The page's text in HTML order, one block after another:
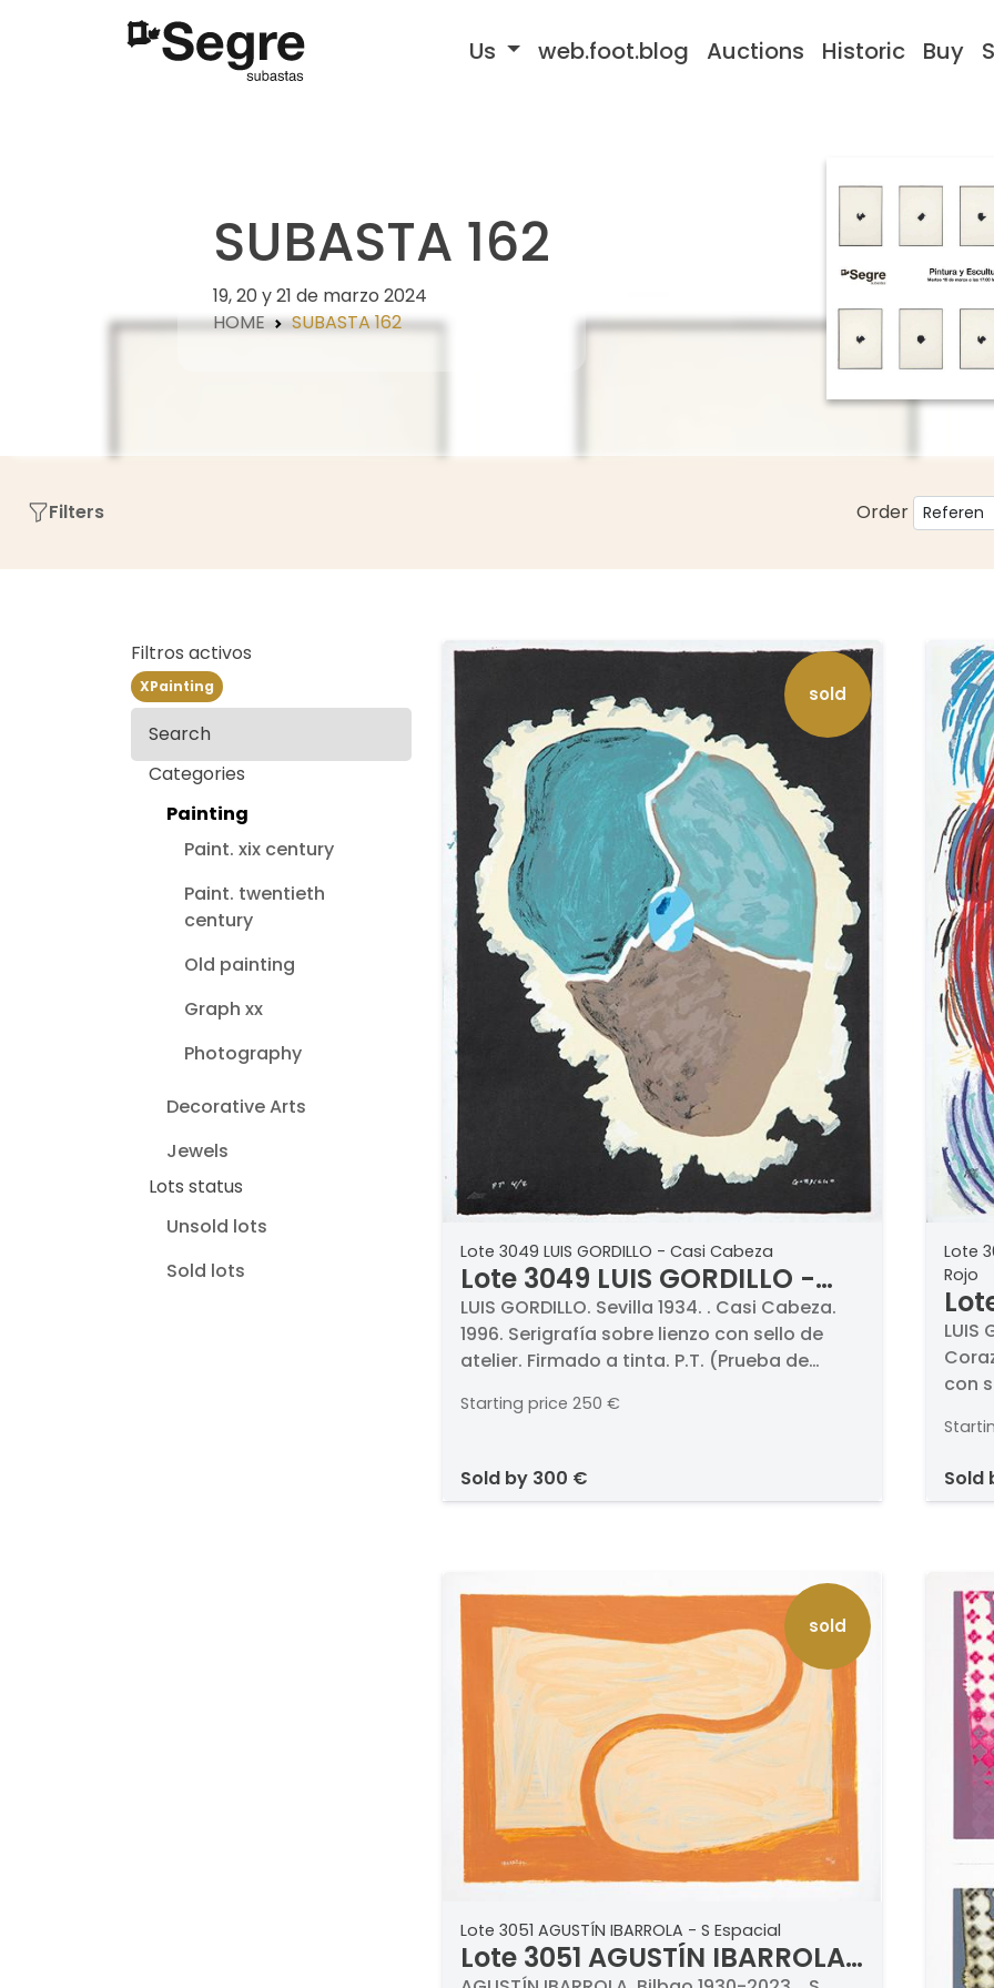
Us web.foot.blog Auctions Historic Buy
SUBASTA 162
19, 20 y 21 de marzo 2024
HOME
SUBASTA 162
Filters Order
Filtros activos
XPainting
Search
Categories
Painting
Paint. xix century
Paint. twentieth
century
Old painting
Graph xx
Photography
Decorative Arts
Jewels
Lots status
Unsold lots
Sold lots
sold
Lote 3049 LUIS GORDILLO - Casi Cabeza
Lote 3049 LUIS GORDILLO -
Casi Cabeza
LUIS GORDILLO. Sevilla 1934. . Casi Cabeza.
1996. Serigrafía sobre lienzo con sello de
atelier. Firmado a tinta. P.T. (Prueba de
Starting price 250 €
sold by 300 €
Lote
Rojo
LUIS
con
sold
sold
Lote 3051 AGUSTÍN IBARROLA - S Espacial
Lote 3051 AGUSTÍN IBARROLA